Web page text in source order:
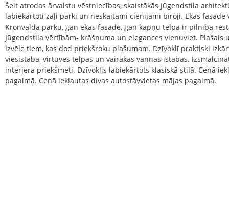
Šeit atrodas ārvalstu vēstniecības, skaistākās Jūgendstila
labiekārtoti zaļi parki un neskaitāmi cienījami biroji. Ēkas fasāde
Kronvalda parku, gan ēkas fasāde, gan kāpņu telpā ir pilnībā
Jūgendstila vērtībām- krāšņuma un elegances vienuviet. Plašais
izvēle tiem, kas dod priekšroku plašumam. Dzīvoklī praktiski
viesistaba, virtuves telpas un vairākas vannas istabas.
interjera priekšmeti. Dzīvoklis labiekārtots klasiskā stilā. Cenā
pagalmā. Cenā iekļautas divas autostāvvietas mājas pagalmā.